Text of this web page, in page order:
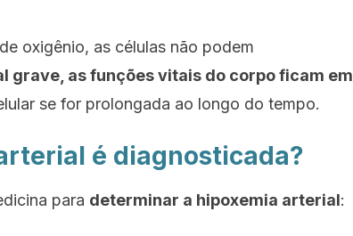
oxigênio, as células não podem
grave, as funções vitais do corpo ficam em
se for prolongada ao longo do tempo.
é diagnosticada?
para determinar a hipoxemia arterial: